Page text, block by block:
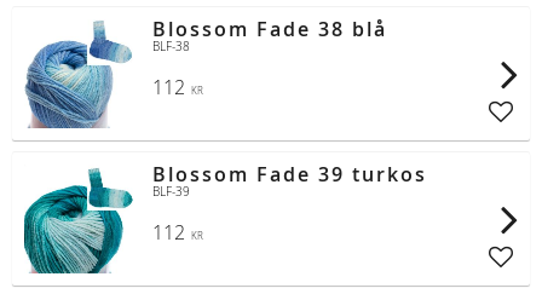
Blossom Fade 38 blå
BLF-38
112 KR
Blossom Fade 39 turkos
BLF-39
112 KR